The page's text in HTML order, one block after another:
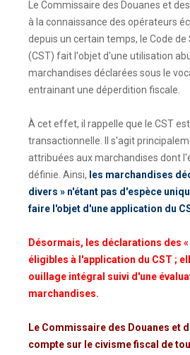
Le Commissaire des Douanes et
à la connaissance des opérateurs
depuis un certain temps, le Code
(CST) fait l'objet d'une utilisation
marchandises déclarées sous le
entrainant une déperdition fiscale.
À cet effet, il rappelle que le CST
transactionnelle. Il s'agit
attribuées aux marchandises dont
définie. Ainsi, les marchandises
divers » n'étant pas d'espèce
faire l'objet d'une application du
Désormais, les déclarations des
éligibles à l'application du CST ;
ouillage intégral suivi d'une
marchandises.
Le Commissaire des Douanes et
compte sur le civisme fiscal de